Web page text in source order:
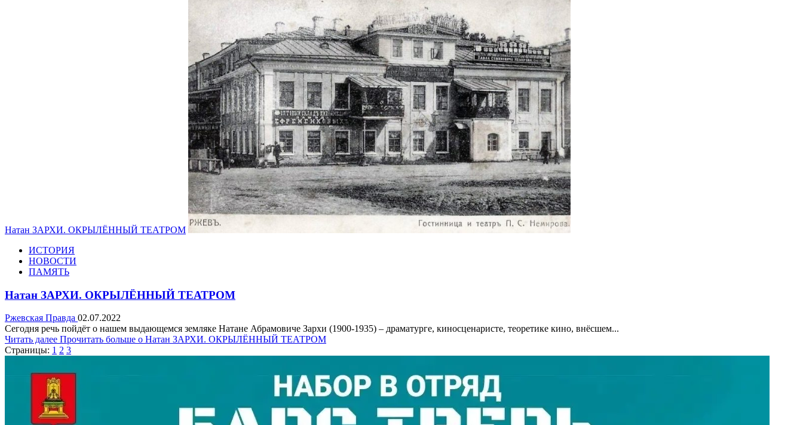
Натан ЗАРХИ. ОКРЫЛЁННЫЙ ТЕАТРОМ
ИСТОРИЯ
НОВОСТИ
ПАМЯТЬ
Натан ЗАРХИ. ОКРЫЛЁННЫЙ ТЕАТРОМ
Ржевская Правда 02.07.2022
Сегодня речь пойдёт о нашем выдающемся земляке Натане Абрамовиче Зархи (1900-1935) – драматурге, киносценаристе, теоретике кино, внёсшем...
Читать далее Прочитать больше о Натан ЗАРХИ. ОКРЫЛЁННЫЙ ТЕАТРОМ
Страницы: 1 2 3